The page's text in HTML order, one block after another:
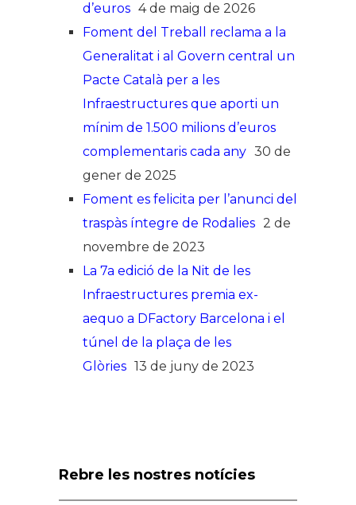
d’euros 4 de maig de 2026
Foment del Treball reclama a la
Generalitat i al Govern central un
Pacte Català per a les
Infraestructures que aporti un
mínim de 1.500 milions d’euros
complementaris cada any 30 de
gener de 2025
Foment es felicita per l’anunci del
traspàs íntegre de Rodalies 2 de
novembre de 2023
La 7a edició de la Nit de les
Infraestructures premia ex-
aequo a DFactory Barcelona i el
túnel de la plaça de les
Glòries 13 de juny de 2023
Rebre les nostres notícies